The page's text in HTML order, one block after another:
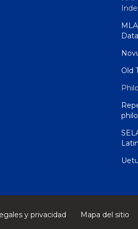
Old
y privacidad Mapa del sitio